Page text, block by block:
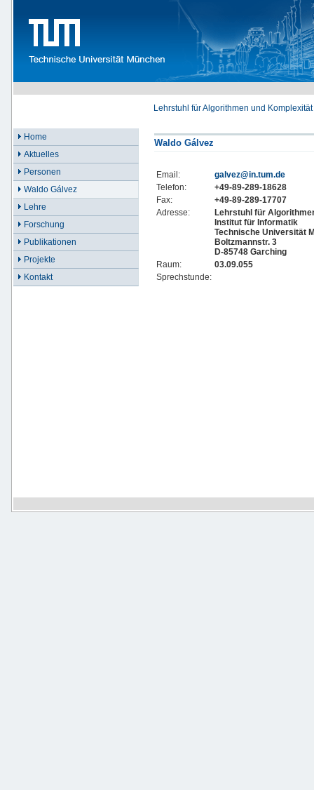
Lehrstuhl für Algorithmen und Komplexität
Home
Aktuelles
Personen
Waldo Gálvez
Lehre
Forschung
Publikationen
Projekte
Kontakt
Waldo Gálvez
Email:
galvez@in.tum.de
Telefon:
+49-89-289-18628
Fax:
+49-89-289-17707
Adresse:
Lehrstuhl für
Institut für Informatik
Technische Universität
Boltzmannstr. 3
D-85748 Garching
Raum:
03.09.055
Sprechstunde: